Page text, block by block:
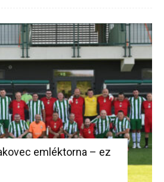
emléktorna – ez